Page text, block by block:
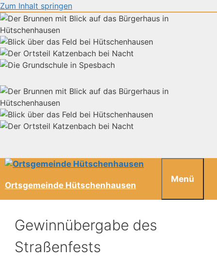
Zum Inhalt springen
Ortsgemeinde Hütschenhausen
Menü
Gewinnübergabe des
Straßenfests